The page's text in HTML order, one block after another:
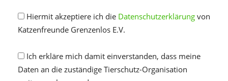
Hiermit akzeptiere ich die Datenschutzerklärung von
Katzenfreunde Grenzenlos E.V.
Ich erkläre mich damit einverstanden, dass meine
Daten an die zuständige Tierschutz-Organisation